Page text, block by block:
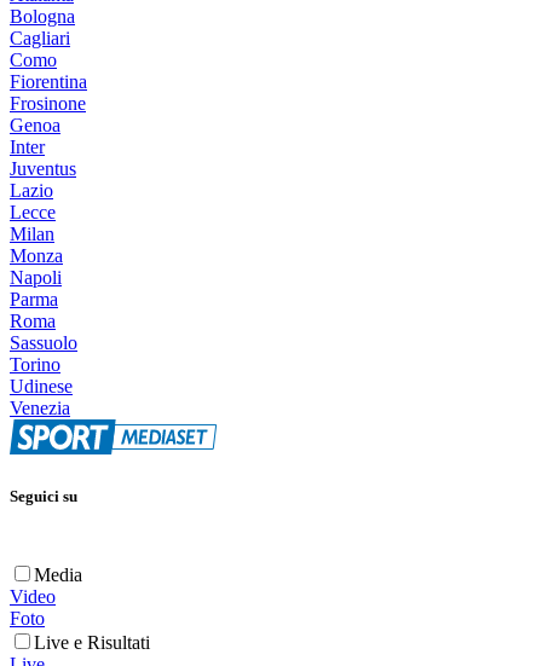
Bologna
Cagliari
Como
Fiorentina
Frosinone
Genoa
Inter
Juventus
Lazio
Lecce
Milan
Monza
Napoli
Parma
Roma
Sassuolo
Torino
Udinese
Venezia
Seguici su
Media
Video
Foto
Live e Risultati